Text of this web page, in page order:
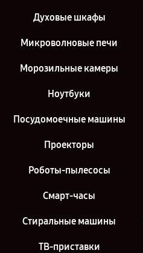
Духовые шкафы
Микроволновые печи
Морозильные камеры
Ноутбуки
Посудомоечные машины
Проекторы
Роботы-пылесосы
Смарт-часы
Стиральные машины
ТВ-приставки